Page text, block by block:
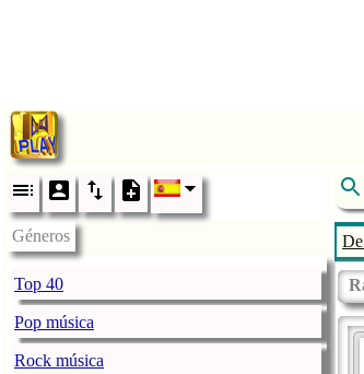
Géneros
Top 40
Pop música
Rock música